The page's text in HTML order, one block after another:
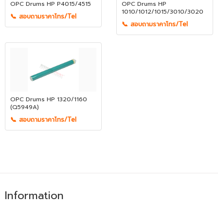
OPC Drums HP P4015/4515
📞 สอบถามราคาโทร/Tel
OPC Drums HP
1010/1012/1015/3010/3020
📞 สอบถามราคาโทร/Tel
OPC Drums HP 1320/1160
(Q5949A)
📞 สอบถามราคาโทร/Tel
Information